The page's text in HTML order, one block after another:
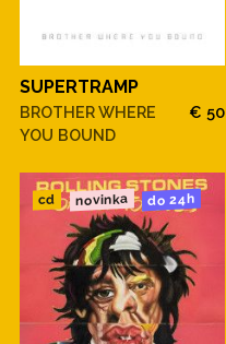
SUPERTRAMP
BROTHER WHERE
YOU BOUND
€ 50
cd novinka do 24h